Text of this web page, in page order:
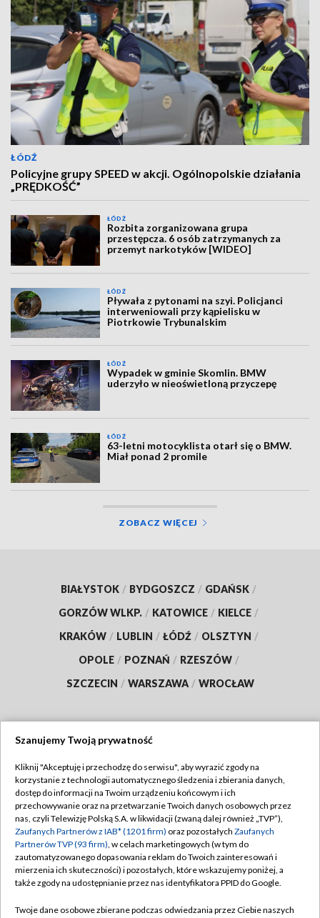
ŁÓDŹ
Policyjne grupy SPEED w akcji. Ogólnopolskie działania
„PRĘDKOŚĆ”
ŁÓDŹ
Rozbita zorganizowana grupa
przestępcza. 6 osób zatrzymanych za
przemyt narkotyków [WIDEO]
ŁÓDŹ
Pływała z pytonami na szyi. Policjanci
interweniowali przy kąpielisku w
Piotrkowie Trybunalskim
ŁÓDŹ
Wypadek w gminie Skomlin. BMW
uderzyło w nieoświetloną przyczepę
ŁÓDŹ
63-letni motocyklista otarł się o BMW.
Miał ponad 2 promile
ZOBACZ WIĘCEJ
BIAŁYSTOK / BYDGOSZCZ / GDAŃSK /
GORZÓW WLKP. / KATOWICE / KIELCE /
KRAKÓW / LUBLIN / ŁÓDŹ / OLSZTYN /
OPOLE / POZNAŃ / RZESZÓW /
SZCZECIN / WARSZAWA / WROCŁAW
TVP
Abonament TVP
Emisja w TVP
Centrum informacji TVP
Naziemna Telewizja Cyfrowa
Regulamin TVP
Polityka prywatności
Moje zgody
Pomoc
Szanujemy Twoją prywatność
Kliknij "Akceptuję i przechodzę do serwisu", aby wyrazić zgody na
korzystanie z technologii automatycznego śledzenia i zbierania danych,
dostęp do informacji na Twoim urządzeniu końcowym i ich
przechowywanie oraz na przetwarzanie Twoich danych osobowych przez
nas, czyli Telewizję Polską S.A. w likwidacji (zwaną dalej również „TVP”),
Zaufanych Partnerów z IAB* (1201 firm) oraz pozostałych Zaufanych
Partnerów TVP (93 firm), w celach marketingowych (w tym do
zautomatyzowanego dopasowania reklam do Twoich zainteresowań i
mierzenia ich skuteczności) i pozostałych, które wskazujemy poniżej, a
także zgody na udostępnianie przez nas identyfikatora PPID do Google.
Twoje dane osobowe zbierane podczas odwiedzania przez Ciebie naszych